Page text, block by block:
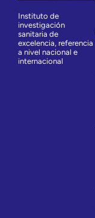
Instituto de
investigación
sanitaria de
excelencia, referencia
a nivel nacional e
internacional